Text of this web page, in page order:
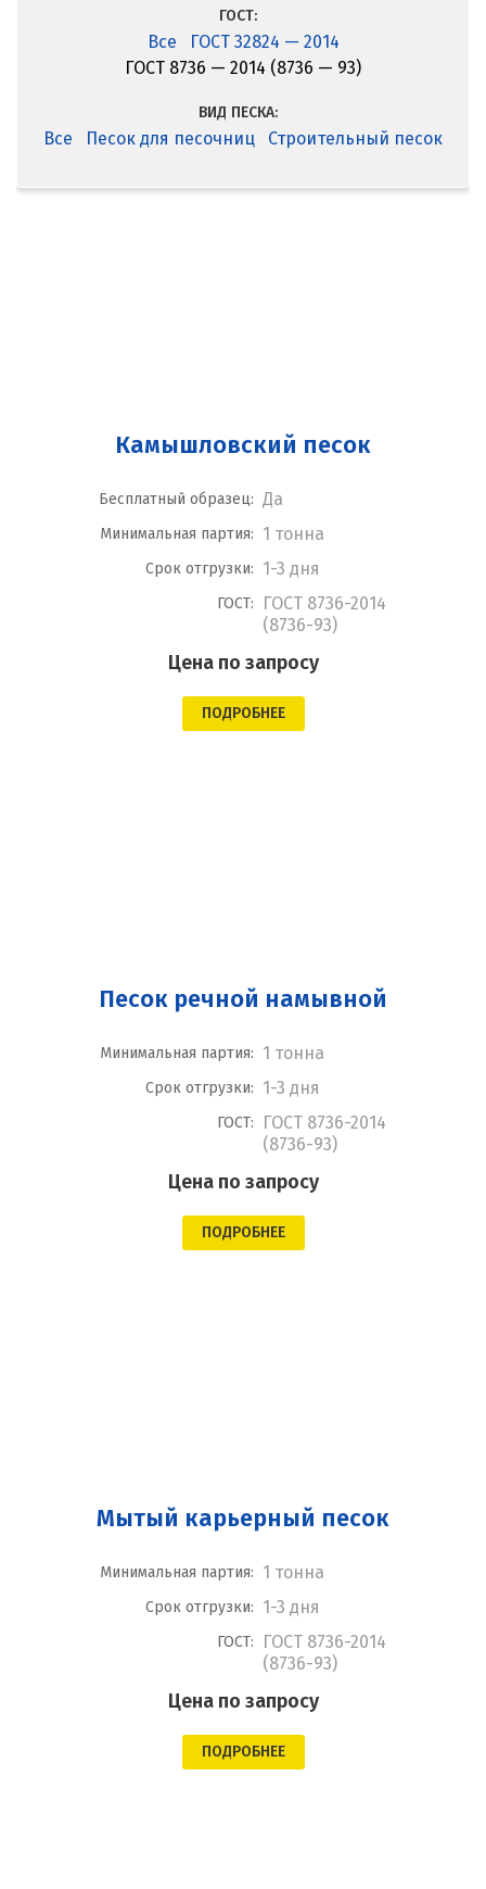
ГОСТ:
Все
ГОСТ 32824 — 2014
ГОСТ 8736 — 2014 (8736 — 93)
ВИД ПЕСКА:
Все Песок для песочниц Строительный песок
Камышловский песок
Бесплатный образец: Да
Минимальная партия: 1 тонна
Срок отгрузки: 1-3 дня
ГОСТ:
ГОСТ 8736-2014
(8736-93)
Цена по запросу
ПОДРОБНЕЕ
Песок речной намывной
Минимальная партия: 1 тонна
Срок отгрузки: 1-3 дня
ГОСТ:
ГОСТ 8736-2014
(8736-93)
Цена по запросу
ПОДРОБНЕЕ
Мытый карьерный песок
Минимальная партия: 1 тонна
Срок отгрузки: 1-3 дня
ГОСТ:
ГОСТ 8736-2014
(8736-93)
Цена по запросу
ПОДРОБНЕЕ